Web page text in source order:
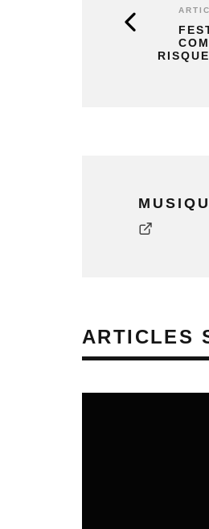
ARTICLES